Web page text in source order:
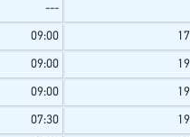
---
09:00
09:00
09:00
07:30